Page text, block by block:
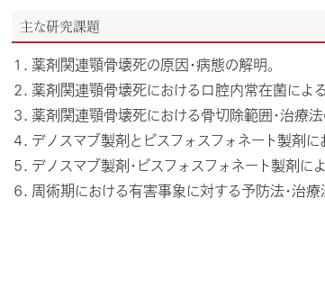
主な研究課題
１．薬剤関連顎骨壊死の原因・病態の解明。
２．薬剤関連顎骨壊死における口腔内常在菌によ
３．薬剤関連顎骨壊死における骨切除範囲・治療法
４．デノスマブ製剤とビスフォスフォネート製剤
５．デノスマブ製剤・ビスフォスフォネート製剤
６．周術期における有害事象に対する予防法・治療